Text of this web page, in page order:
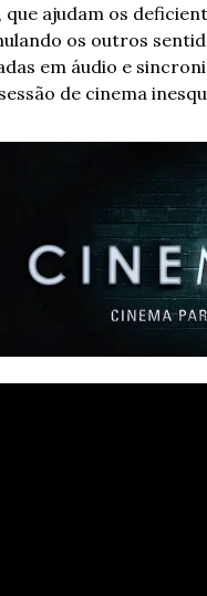
que ajudam os
os outros
em áudio e
de cinema